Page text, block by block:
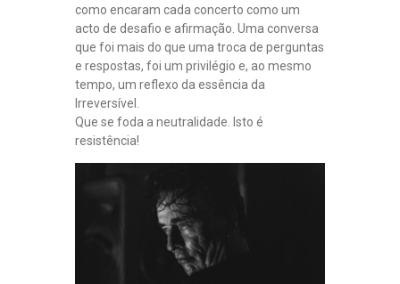
como encaram cada concerto como um
acto de desafio e afirmação. Uma conversa
que foi mais do que uma troca de perguntas
e respostas, foi um privilégio e, ao mesmo
tempo, um reflexo da essência da
Irreversível.
Que se foda a neutralidade. Isto é
resistência!